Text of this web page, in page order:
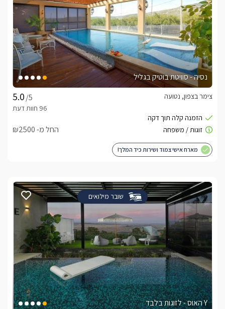
נסיה - סוויטת בוטיק בגליל
/5
צימר בצפון, נטועה
החל מ- ₪2500
מארח אישי צמוד ושירות כיד המלך!
שובר מילואים
Y האוס - לזוגות בלבד